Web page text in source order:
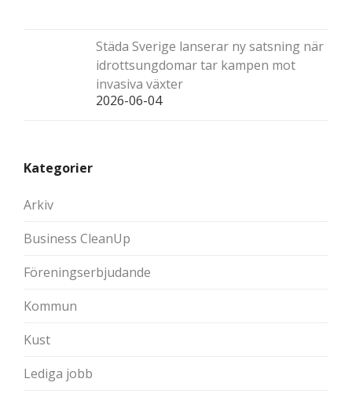
Städa Sverige lanserar ny satsning när
idrottsungdomar tar kampen mot
invasiva växter
2026-06-04
Kategorier
Arkiv
Business CleanUp
Föreningserbjudande
Kommun
Kust
Lediga jobb